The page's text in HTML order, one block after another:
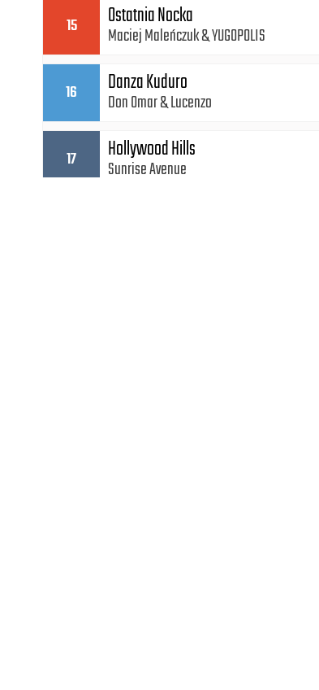
15 Ostatnia Nocka
Maciej Maleńczuk YUGOPOLIS
16 Danza Kuduro
Don Omar Lucenzo
17 Hollywood Hills
Sunrise Avenue